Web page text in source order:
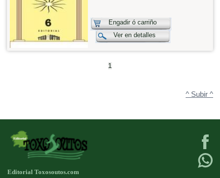
Engadir ó carriño
Ver en detalles
1
^ Subir ^
Editorial Toxosoutos.com